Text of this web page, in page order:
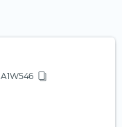
A1W546